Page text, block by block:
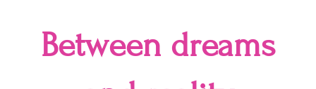
Between dreams